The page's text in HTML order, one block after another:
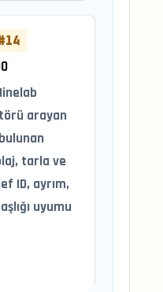
arayan
tarla ve
ID, ayrım,
uyumu